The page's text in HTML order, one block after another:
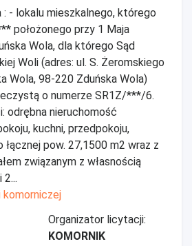
: - lokalu mieszkalnego, którego
położonego przy 1 Maja
Wola, dla którego Sąd
Woli (adres: ul. S. Żeromskiego
Wola, 98-220 Zduńska Wola)
o numerze SR1Z/***/6.
odrębna nieruchomość
kuchni, przedpokoju,
łącznej pow. 27,1500 m2 wraz z
związanym z własnością
Organizator licytacji:
KOMORNIK